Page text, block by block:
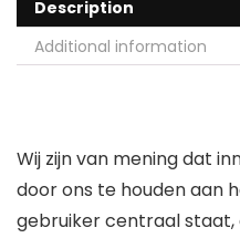
Description
Additional information
Wij zijn van mening dat
door ons te houden aan
gebruiker centraal